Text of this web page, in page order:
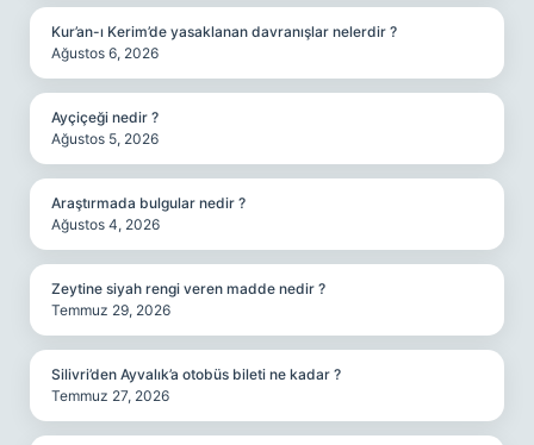
Kur’an-ı Kerim’de yasaklanan davranışlar nelerdir ?
Ağustos 6, 2026
Ayçiçeği nedir ?
Ağustos 5, 2026
Araştırmada bulgular nedir ?
Ağustos 4, 2026
Zeytine siyah rengi veren madde nedir ?
Temmuz 29, 2026
Silivri’den Ayvalık’a otobüs bileti ne kadar ?
Temmuz 27, 2026